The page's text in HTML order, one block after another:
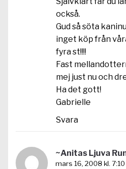
också.
Gud så söta
inget köp från
fyra st!!!!
Fast
mej just nu och
Ha det gott!
Gabrielle
Svara
~Anitas Ljuva
mars 16, 2008 kl.